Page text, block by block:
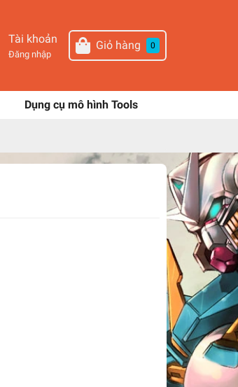
Tài khoản
Đăng nhập
Giỏ hàng 0
Dụng cụ mô hình Tools